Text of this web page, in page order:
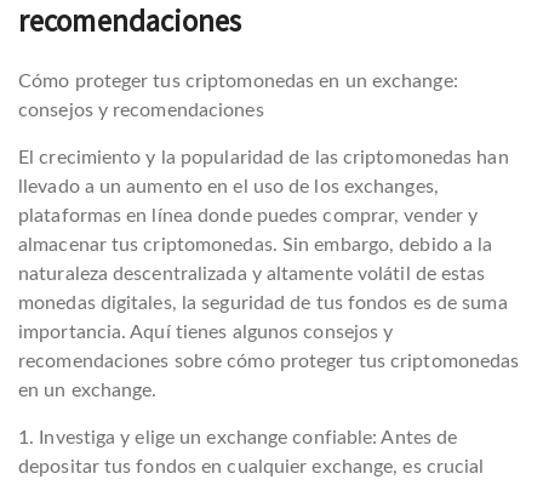
recomendaciones
Cómo proteger tus criptomonedas en un exchange:
consejos y recomendaciones
El crecimiento y la popularidad de las criptomonedas han
llevado a un aumento en el uso de los exchanges,
plataformas en línea donde puedes comprar, vender y
almacenar tus criptomonedas. Sin embargo, debido a la
naturaleza descentralizada y altamente volátil de estas
monedas digitales, la seguridad de tus fondos es de suma
importancia. Aquí tienes algunos consejos y
recomendaciones sobre cómo proteger tus criptomonedas
en un exchange.
1. Investiga y elige un exchange confiable: Antes de
depositar tus fondos en cualquier exchange, es crucial